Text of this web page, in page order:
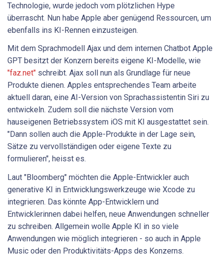
Technologie, wurde jedoch vom plötzlichen Hype
überrascht. Nun habe Apple aber genügend Ressourcen, um
ebenfalls ins KI-Rennen einzusteigen.
Mit dem Sprachmodell Ajax und dem internen Chatbot Apple
GPT besitzt der Konzern bereits eigene KI-Modelle, wie
"faz.net" schreibt. Ajax soll nun als Grundlage für neue
Produkte dienen. Apples entsprechendes Team arbeite
aktuell daran, eine AI-Version von Sprachassistentin Siri zu
entwickeln. Zudem soll die nächste Version vom
hauseigenen Betriebssystem iOS mit KI ausgestattet sein.
"Dann sollen auch die Apple-Produkte in der Lage sein,
Sätze zu vervollständigen oder eigene Texte zu
formulieren", heisst es.
Laut "Bloomberg" möchten die Apple-Entwickler auch
generative KI in Entwicklungswerkzeuge wie Xcode zu
integrieren. Das könnte App-Entwicklern und
Entwicklerinnen dabei helfen, neue Anwendungen schneller
zu schreiben. Allgemein wolle Apple KI in so viele
Anwendungen wie möglich integrieren - so auch in Apple
Music oder den Produktivitäts-Apps des Konzerns.